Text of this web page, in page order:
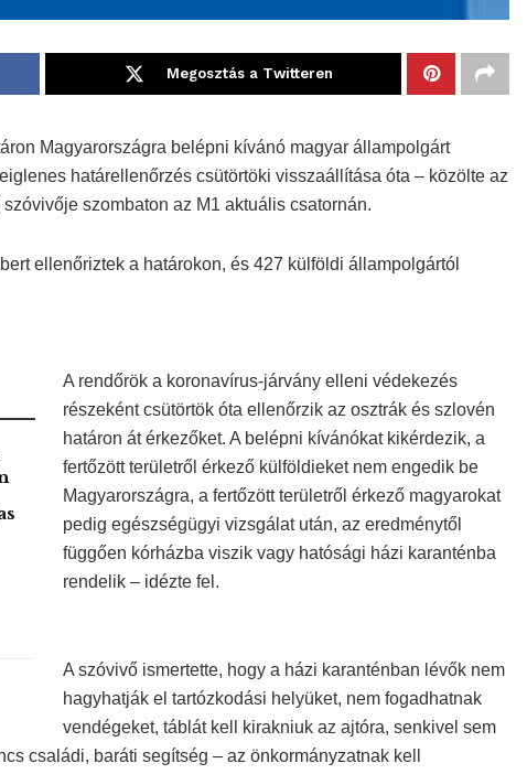
Megosztás a Twitteren
Magyarországra belépni kívánó magyar állampolgárt
határellenőrzés csütörtöki visszaállítása óta – közölte az
szombaton az M1 aktuális csatornán.
ellenőriztek a határokon, és 427 külföldi állampolgártól
A rendőrök a koronavírus-járvány elleni védekezés
részeként csütörtök óta ellenőrzik az osztrák és szlovén
határon át érkezőket. A belépni kívánókat kikérdezik, a
fertőzött területről érkező külföldieket nem engedik be
Magyarországra, a fertőzött területről érkező magyarokat
pedig egészségügyi vizsgálat után, az eredménytől
függően kórházba viszik vagy hatósági házi karanténba
rendelik – idézte fel.
A szóvivő ismertette, hogy a házi karanténban lévők nem
hagyhatják el tartózkodási helyüket, nem fogadhatnak
vendégeket, táblát kell kirakniuk az ajtóra, senkivel sem
családi, baráti segítség – az önkormányzatnak kell